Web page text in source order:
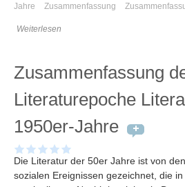
Jahre
Zusammenfassung
Weiterlesen
Zusammenfassung
Literaturepoche
1950er-Jahre
Die Literatur der 50er Jahre ist von
sozialen Ereignissen gezeichnet, die